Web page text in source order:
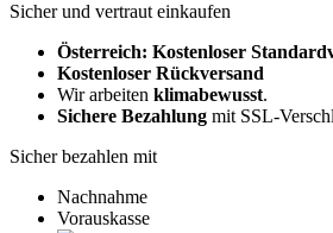
Sicher und vertraut einkaufen
Österreich: Kostenloser
Kostenloser Rückversand
Wir arbeiten klimabewusst.
Sichere Bezahlung mit SSL-
Sicher bezahlen mit
Nachnahme
Vorauskasse